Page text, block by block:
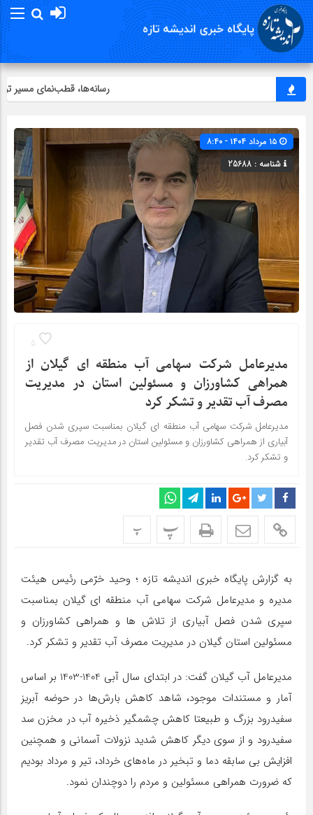
رسانه‌ها، قطب‌نمای مسیر
شناسه : 25688
5
مدیرعامل شرکت سهامی آب منطقه ای گیلان از
همراهی کشاورزان و مسئولین استان در مدیریت
مصرف آب تقدیر و تشکر کرد
مدیرعامل شرکت سهامی آب منطقه ای گیلان بمناسبت سپری شدن فصل
آبیاری از همراهی کشاورزان و مسئولین استان در مدیریت مصرف آب تقدیر
و تشکر کرد.
پ پ
به گزارش پایگاه خبری اندیشه تازه ؛ وحید خرّمی رئیس هیئت
مدیره و مدیرعامل شرکت سهامی آب منطقه ای گیلان بمناسبت
سپری شدن فصل آبیاری از تلاش ها و همراهی کشاورزان و
مسئولین استان گیلان در مدیریت مصرف آب تقدیر و تشکر کرد.
مدیرعامل آب گیلان گفت: در ابتدای سال آبی 1404-1403 بر اساس
آمار و مستندات موجود، شاهد کاهش بارش‌ها در حوضه آبریز
سفیدرود بزرگ و طبیعتا کاهش چشمگیر ذخیره آب در مخزن سد
سفیدرود و از سوی دیگر کاهش شدید نزولات آسمانی و همچنین
افزایش بی سابقه دما و تبخیر در ماه‌های خرداد، تیر و مرداد بودیم
که ضرورت همراهی مسئولین و مردم را دوچندان نمود.